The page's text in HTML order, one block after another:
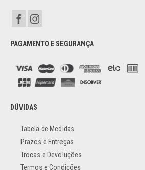
PAGAMENTO E SEGURANÇA
DÚVIDAS
Tabela de Medidas
Prazos e Entregas
Trocas e Devoluções
Termos e Condições